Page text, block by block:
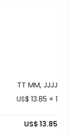
TT MM, JJJJ
US$ 13.85 × 1
US$ 13.85